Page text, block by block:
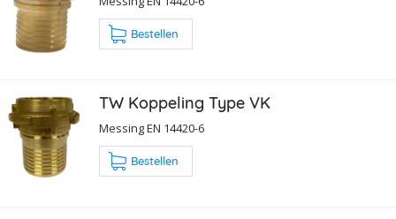
Bestellen
TW Koppeling Type VK
Messing EN 14420-6
Bestellen